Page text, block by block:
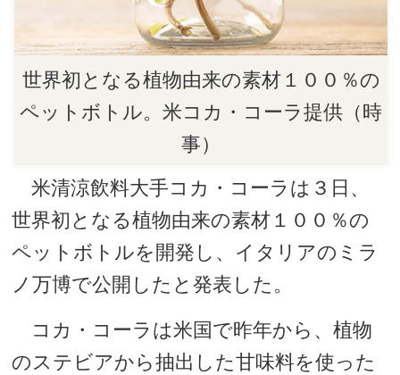
世界初となる植物由来の素材１００％の
ペットボトル。米コカ・コーラ提供（時
事）
米清涼飲料大手コカ・コーラは３日、
世界初となる植物由来の素材１００％の
ペットボトルを開発し、イタリアのミラ
ノ万博で公開したと発表した。
コカ・コーラは米国で昨年から、植物
のステビアから抽出した甘味料を使った